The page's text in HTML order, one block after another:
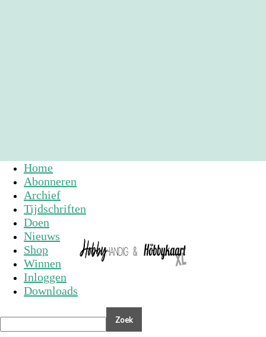
Home
Abonneren
Archief
Tijdschriften
Doen
Nieuws
Shop
Winnen
Inloggen
Downloads